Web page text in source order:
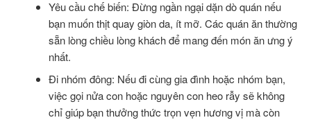
Yêu cầu chế biến: Đừng ngần ngại dặn dò quán nếu
bạn muốn thịt quay giòn da, ít mỡ. Các quán ăn thường
sẵn lòng chiều lòng khách để mang đến món ăn ưng ý
nhất.
Đi nhóm đông: Nếu đi cùng gia đình hoặc nhóm bạn,
việc gọi nửa con hoặc nguyên con heo rẫy sẽ không
chỉ giúp bạn thưởng thức trọn vẹn hương vị mà còn